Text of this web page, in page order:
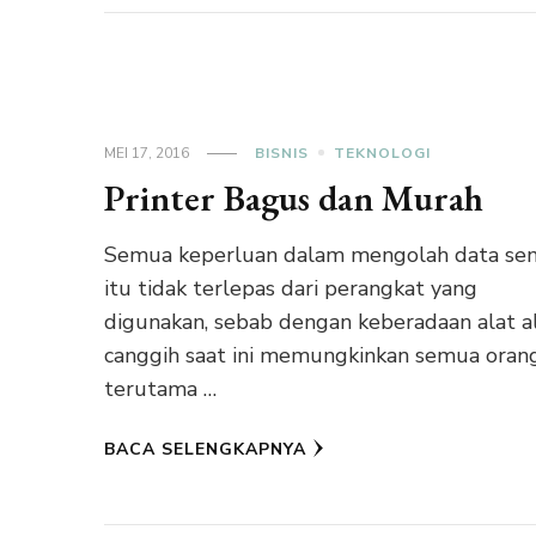
MEI 17, 2016 BISNIS TEKNOLOGI
Printer Bagus dan Murah
Semua keperluan dalam mengolah data
itu tidak terlepas dari perangkat yang
digunakan, sebab dengan keberadaan alat
canggih saat ini memungkinkan semua
terutama …
BACA SELENGKAPNYA